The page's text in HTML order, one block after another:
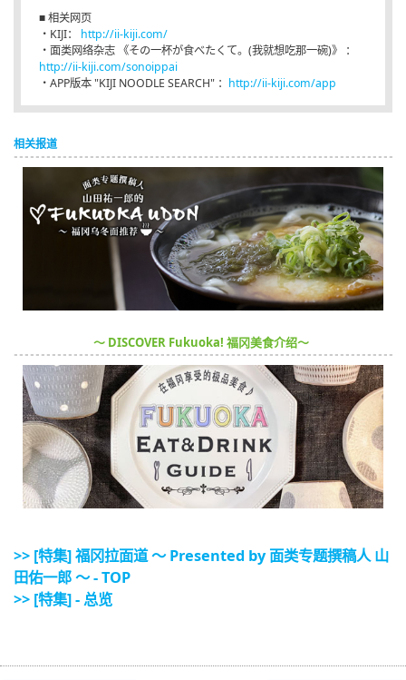
■ 相关网页
・KIJI： http://ii-kiji.com/
・面类网络杂志 《その一杯が食べたくて。(我就想吃那一碗)》 ：
http://ii-kiji.com/sonoippai
・APP版本 "KIJI NOODLE SEARCH" ： http://ii-kiji.com/app
相关报道
～ DISCOVER Fukuoka! 福冈美食介绍～
>> [特集] 福冈拉面道 〜 Presented by 面类专题撰稿人 山
田佑一郎 〜 - TOP
>> [特集] - 总览